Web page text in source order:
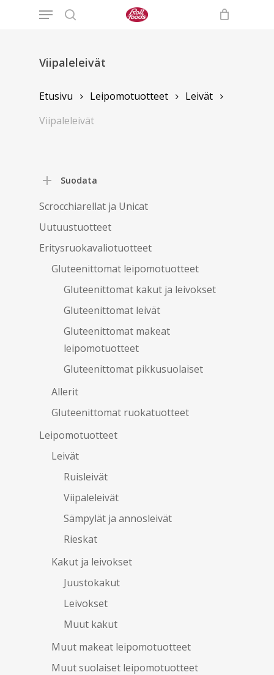
Menu
Viipaleleivät
Etusivu Leipomotuotteet
Leivät
Viipaleleivät
Suodata
Scrocchiarellat ja Unicat
Uutuustuotteet
Eritysruokavaliotuotteet
Gluteenittomat leipomotuotteet
Gluteenittomat kakut ja leivokset
Gluteenittomat leivät
Gluteenittomat makeat
leipomotuotteet
Gluteenittomat pikkusuolaiset
Allerit
Gluteenittomat ruokatuotteet
Leipomotuotteet
Leivät
Ruisleivät
Viipaleleivät
Sämpylät ja annosleivät
Rieskat
Kakut ja leivokset
Juustokakut
Leivokset
Muut kakut
Muut makeat leipomotuotteet
Muut suolaiset leipomotuotteet